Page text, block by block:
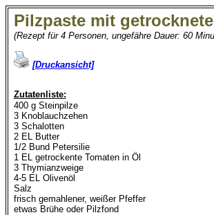
Pilzpaste mit
(Rezept für 4 Personen, ungefähre Dauer: 60
[Druckansicht]
Zutatenliste:
400 g Steinpilze
3 Knoblauchzehen
3 Schalotten
2 EL Butter
1/2 Bund Petersilie
1 EL getrockente Tomaten in Öl
3 Thymianzweige
4-5 EL Olivenöl
Salz
frisch gemahlener, weißer Pfeffer
etwas Brühe oder Pilzfond